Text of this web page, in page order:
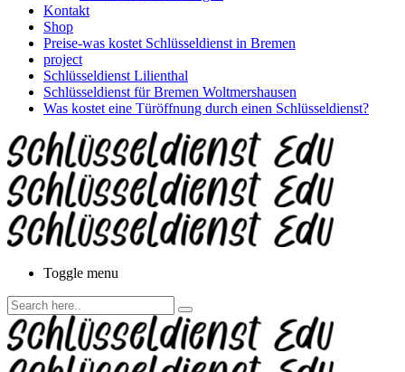
Kontakt
Shop
Preise-was kostet Schlüsseldienst in Bremen
project
Schlüsseldienst Lilienthal
Schlüsseldienst für Bremen Woltmershausen
Was kostet eine Türöffnung durch einen Schlüsseldienst?
Toggle menu